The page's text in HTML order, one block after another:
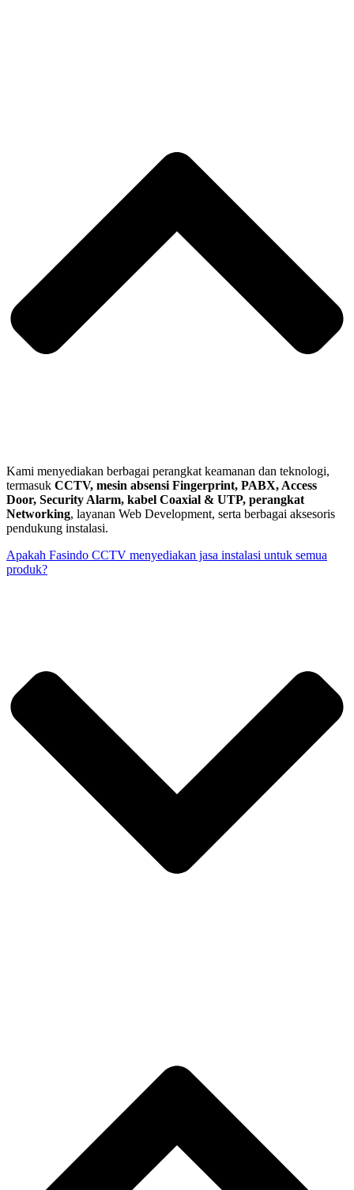
Kami menyediakan berbagai perangkat keamanan dan teknologi,
termasuk CCTV, mesin absensi Fingerprint, PABX, Access
Door, Security Alarm, kabel Coaxial & UTP, perangkat
Networking, layanan Web Development, serta berbagai aksesoris
pendukung instalasi.
Apakah Fasindo CCTV menyediakan jasa instalasi untuk semua
produk?